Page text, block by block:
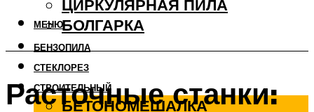
ЦИРКУЛЯРНАЯ ПИЛА
БОЛГАРКА
БЕНЗОПИЛА
СТЕКЛОРЕЗ
СТРОИТЕЛЬНЫЙ
БЕТОНОМЕШАЛКА
МЕНЮ
Расточные станки: